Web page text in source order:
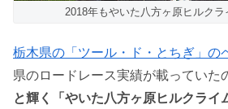
2018年もやいた八方ヶ原ヒルクラ
栃木県の「ツール・ド・とちぎ」の
県のロードレース実績が載っていた
と輝く「やいた八方ヶ原ヒルクライ